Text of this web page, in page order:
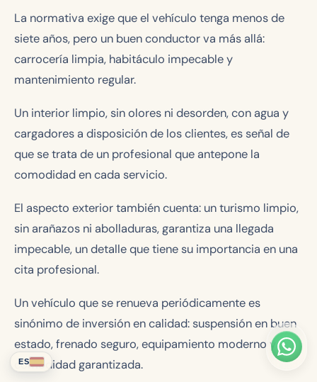
La normativa exige que el vehículo tenga menos de
siete años, pero un buen conductor va más allá:
carrocería limpia, habitáculo impecable y
mantenimiento regular.
Un interior limpio, sin olores ni desorden, con agua y
cargadores a disposición de los clientes, es señal de
que se trata de un profesional que antepone la
comodidad en cada servicio.
El aspecto exterior también cuenta: un turismo limpio,
sin arañazos ni abolladuras, garantiza una llegada
impecable, un detalle que tiene su importancia en una
cita profesional.
Un vehículo que se renueva periódicamente es
sinónimo de inversión en calidad: suspensión en buen
estado, frenado seguro, equipamiento moderno y
comodidad garantizada.
ES